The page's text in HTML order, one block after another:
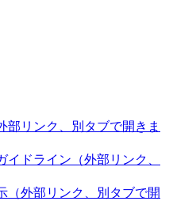
部リンク、別タブで開きま
イドライン （外部リンク、
（外部リンク、別タブで開